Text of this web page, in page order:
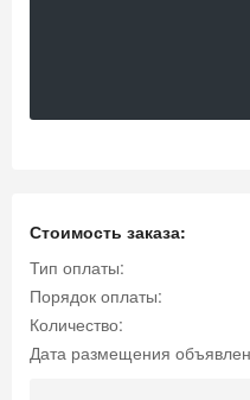
Стоимость заказа:
Тип оплаты:
Порядок оплаты:
Количество:
Дата размещения